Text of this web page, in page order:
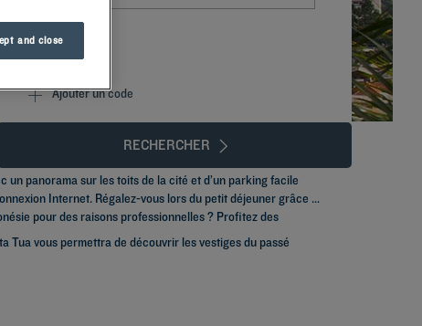
RECHERCHER
Ajouter un code
un panorama sur les toits de la cité et d’un parking facile
Internet. Régalez-vous lors du petit déjeuner grâce à
pour des raisons professionnelles ? Profitez des
Tua vous permettra de découvrir les vestiges du passé
and close